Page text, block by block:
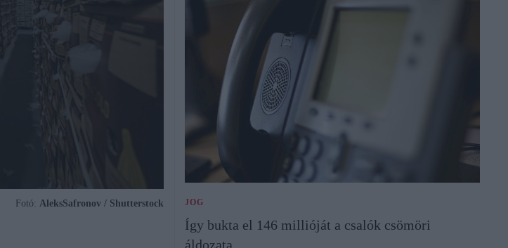
Fotó: AleksSafronov / Shutterstock JOG
Így bukta el 146 millióját a csalók csömöri
áldozata